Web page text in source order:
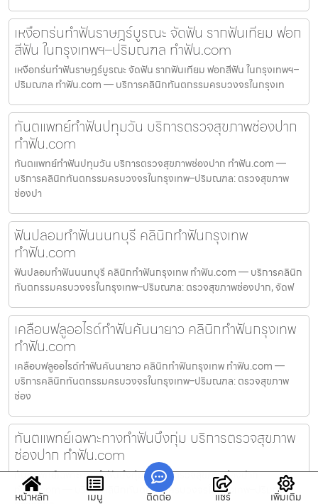
เหงือกร่นทำฟันราษฎร์บูรณะ จัดฟัน รากฟันเทียม ฟอก
สีฟัน ในกรุงเทพฯ–ปริมณฑล ทำฟัน.com
เหงือกร่นทำฟันราษฎร์บูรณะ จัดฟัน รากฟันเทียม ฟอกสีฟัน ในกรุงเทพฯ–
ปริมณฑล ทำฟัน.com — บริการคลินิกทันตกรรมครบวงจรในกรุงเท
ทันตแพทย์ทำฟันปทุมวัน บริการตรวจสุขภาพช่องปาก
ทำฟัน.com
ทันตแพทย์ทำฟันปทุมวัน บริการตรวจสุขภาพช่องปาก ทำฟัน.com —
บริการคลินิกทันตกรรมครบวงจรในกรุงเทพ–ปริมณฑล: ตรวจสุขภาพ
ช่องปา
ฟันปลอมทำฟันนนทบุรี คลินิกทำฟันกรุงเทพ
ทำฟัน.com
ฟันปลอมทำฟันนนทบุรี คลินิกทำฟันกรุงเทพ ทำฟัน.com — บริการคลินิก
ทันตกรรมครบวงจรในกรุงเทพ–ปริมณฑล: ตรวจสุขภาพช่องปาก, จัดฟ
เคลือบฟลูออไรด์ทำฟันคันนายาว คลินิกทำฟันกรุงเทพ
ทำฟัน.com
เคลือบฟลูออไรด์ทำฟันคันนายาว คลินิกทำฟันกรุงเทพ ทำฟัน.com —
บริการคลินิกทันตกรรมครบวงจรในกรุงเทพ–ปริมณฑล: ตรวจสุขภาพ
ช่อง
ทันตแพทย์เฉพาะทางทำฟันบึงกุ่ม บริการตรวจสุขภาพ
ช่องปาก ทำฟัน.com
ทันตแพทย์เฉพาะทางทำฟันบึงกุ่ม บริการตรวจสุขภาพช่องปาก
ทำฟัน.com — บริการคลินิกทันตกรรมครบวงจรในกรุงเทพ–ปริมณฑล:
หน้าหลัก เมนู ติดต่อ แชร์ เพิ่มเติม